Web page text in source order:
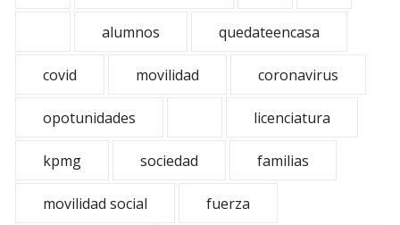
alumnos quedateencasa
covid movilidad coronavirus
opotunidades licenciatura
kpmg sociedad familias
movilidad social fuerza